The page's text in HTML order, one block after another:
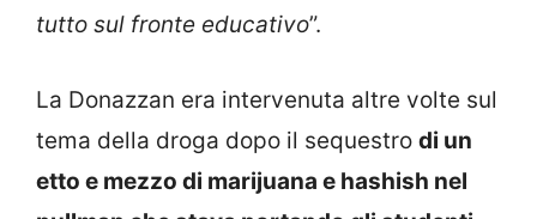
tutto sul fronte educativo”.
La Donazzan era intervenuta altre volte sul
tema della droga dopo il sequestro di un
etto e mezzo di marijuana e hashish nel